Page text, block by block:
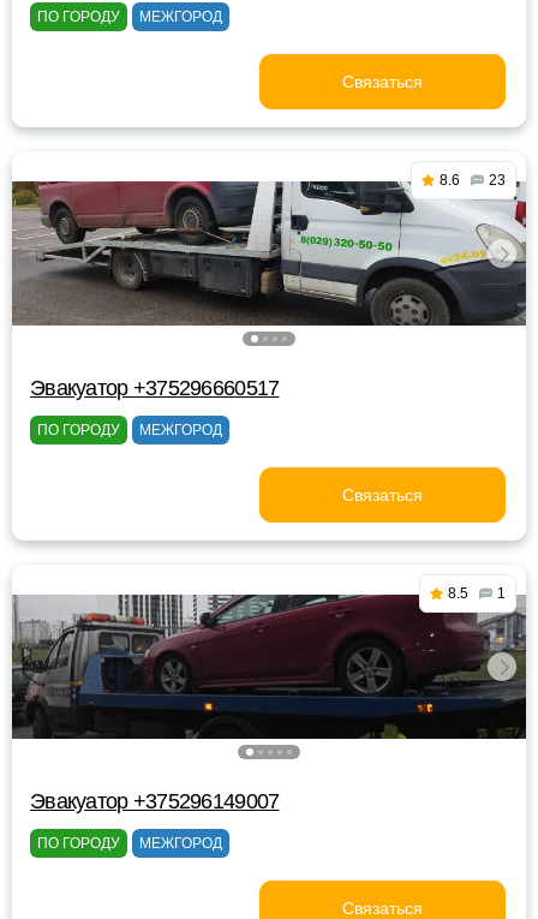
ПО ГОРОДУ МЕЖГОРОД
Связаться
8.6 23
Эвакуатор +375296660517
ПО ГОРОДУ МЕЖГОРОД
Связаться
8.5 1
Эвакуатор +375296149007
ПО ГОРОДУ МЕЖГОРОД
Связаться